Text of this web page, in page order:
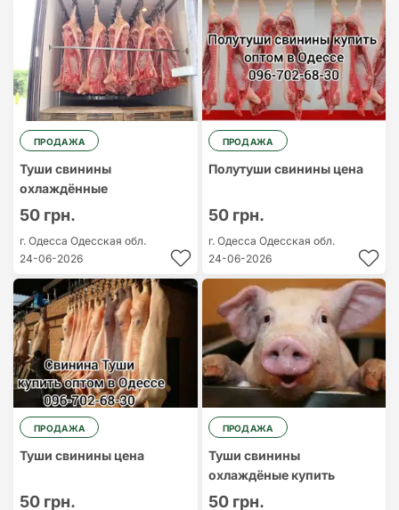
ПРОДАЖА
Туши свинины
охлаждённые
50 грн.
г. Одесса Одесская обл.
24-06-2026
ПРОДАЖА
Полутуши свинины цена
50 грн.
г. Одесса Одесская обл.
24-06-2026
ПРОДАЖА
Туши свинины цена
50 грн.
ПРОДАЖА
Туши свинины
охлаждёные купить
50 грн.